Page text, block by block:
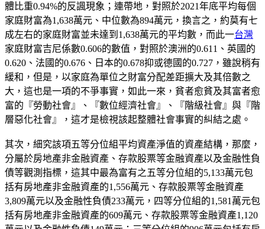
體比重0.94%的反諷現象；連帶地，對照於2021年底平均每個
家庭財富為1,638萬元、中位數為894萬元，換言之，約莫有七
成左右的家庭財富並未達到1,638萬元的平均數，而此一台灣
家庭財富吉尼係數0.606的數值，對照於澳洲的0.611、英國的
0.620、法國的0.676、日本的0.678抑或德國的0.727，雖說稍有
緩和，但是，以家庭為單位之財富分配差距擴大及其倍數之
大，這也是一項的不爭事實，如此一來，貧者愈貧及其富者愈
富的『勞動社會』、『數位經濟社會』、『階級社會』與『階
層惡化社會』，這才是檢視該起整體社會事實的糾結之處。
其次，細究該項五等分位組平均資產淨值的資產結構，那麼，
分屬於房地產非金融資產、存款股票等金融資產以及金融性負
債等觀測指標，這其中最為富有之五等分位組的5,133萬元包
括有房地產非金融資產的1,556萬元、存款股票等金融資產
3,809萬元以及金融性負債233萬元，四等分位組的1,581萬元包
括有房地產非金融資產的609萬元、存款股票等金融資產1,120